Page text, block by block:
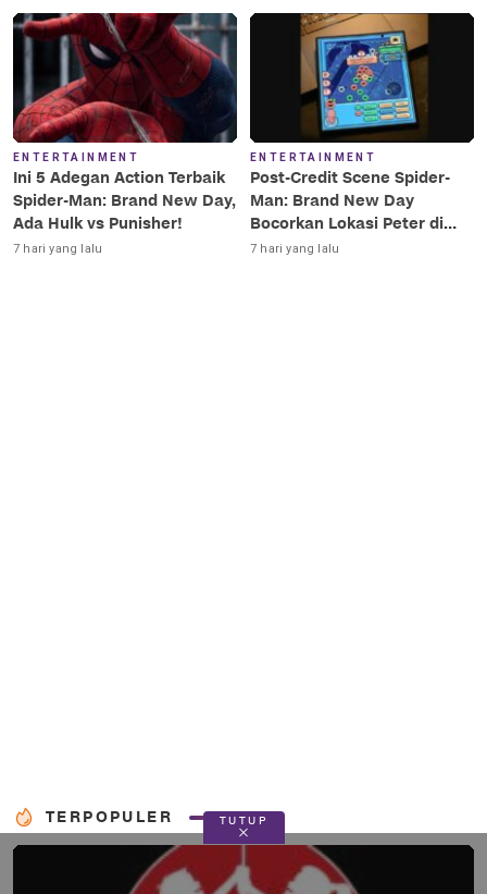
ENTERTAINMENT
Ini 5 Adegan Action Terbaik
Spider-Man: Brand New Day,
Ada Hulk vs Punisher!
7 hari yang lalu
ENTERTAINMENT
Post-Credit Scene Spider-
Man: Brand New Day
Bocorkan Lokasi Peter di
Luar Angkasa!
7 hari yang lalu
TERPOPULER TUTUP